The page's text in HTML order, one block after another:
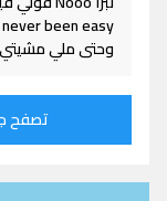
وحتى ملي مشيتي
تصفح